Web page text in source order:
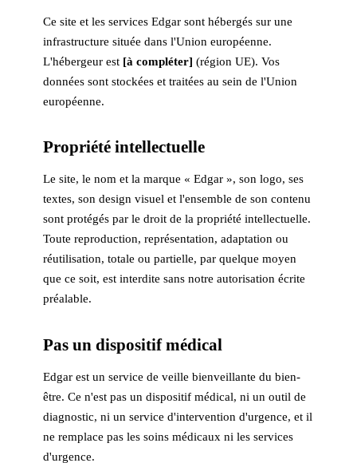
Ce site et les services Edgar sont hébergés sur une
infrastructure située dans l'Union européenne.
L'hébergeur est [à compléter] (région UE). Vos
données sont stockées et traitées au sein de l'Union
européenne.
Propriété intellectuelle
Le site, le nom et la marque « Edgar », son logo, ses
textes, son design visuel et l'ensemble de son contenu
sont protégés par le droit de la propriété intellectuelle.
Toute reproduction, représentation, adaptation ou
réutilisation, totale ou partielle, par quelque moyen
que ce soit, est interdite sans notre autorisation écrite
préalable.
Pas un dispositif médical
Edgar est un service de veille bienveillante du bien-
être. Ce n'est pas un dispositif médical, ni un outil de
diagnostic, ni un service d'intervention d'urgence, et il
ne remplace pas les soins médicaux ni les services
d'urgence.